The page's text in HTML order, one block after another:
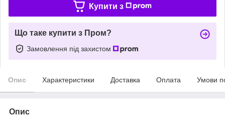
Купити з
Що таке купити з Пром?
Замовлення під захистом
Опис Характеристики Доставка Оплата Умови
Опис